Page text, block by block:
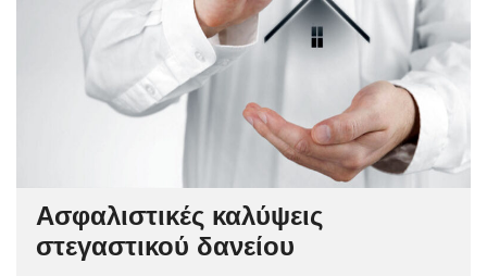
Ασφαλιστικές καλύψεις
στεγαστικού δανείου